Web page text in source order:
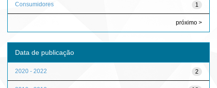
1
Consumidores
próximo >
Data de publicação
2
2020 - 2022